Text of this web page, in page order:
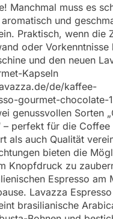
Manchmal muss es
und
Praktisch, wenn die
oder Vorkenntnisse
und den neuen
Kapseln
de/kaffee-
gourmet-chocolate-
genussvollen Sorten
– perfekt für die
als auch Qualität
bieten die
Knopfdruck zu
Espresso am
Lavazza
brasilianische